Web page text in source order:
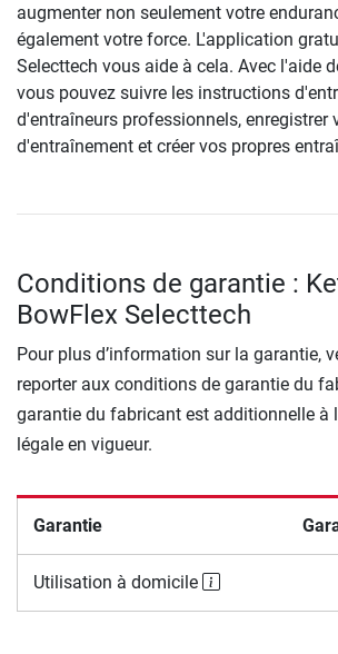
augmenter non seulement votre
également votre force. L'application
Selecttech vous aide à cela. Avec l'aide
vous pouvez suivre les instructions
d'entraîneurs professionnels, enregistrer
d'entraînement et créer vos propres
Conditions de garantie :
BowFlex Selecttech
Pour plus d’information sur la garantie,
reporter aux conditions de garantie du
garantie du fabricant est additionnelle à
légale en vigueur.
Garantie
Utilisation à domicile